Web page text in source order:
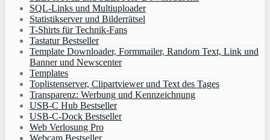
SQL-Links und Multiuploader
Statistikserver und Bilderrätsel
T-Shirts für Technik-Fans
Tastatur Bestseller
Template Downloader, Formmailer, Random Text, Link und
Banner und Newscenter
Templates
Toplistenserver, Clipartviewer und Text des Tages
Transparenz: Werbung und Kennzeichnung
USB-C Hub Bestseller
USB-C-Dock Bestseller
Web Verlosung Pro